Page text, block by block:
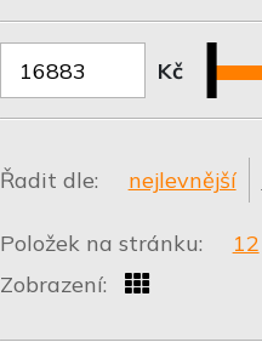
Kč
Řadit dle: nejlevnější
Položek na stránku: 12
Zobrazení: